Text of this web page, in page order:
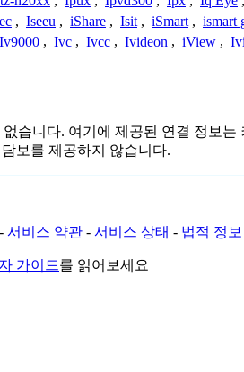
, Iseeu , iShare , Isit , iSmart , ismart
Iv9000 , Ivc , Ivcc , Ivideon , iView ,
습니다. 여기에 제공된 연결 정보
보를 제공하지 않습니다.
- 서비스 약관 - 서비스 상태 - 법적 정보
가이드를 읽어보세요